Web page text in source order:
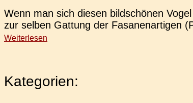
Wenn man sich diesen bild­schö­nen
zur selben Gat­tung der Fasa­nen­ar­ti­gen
Weiterlesen
Kategorien: